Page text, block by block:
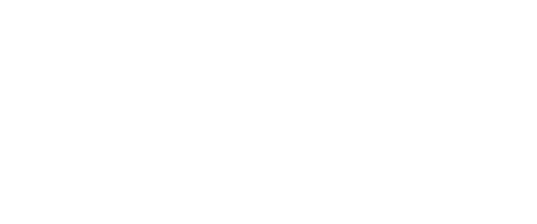
Live Design işbirliğiyle üretilen bufeler ve vitrinler, zarif
Yemek odası takımlarında kullanacağınız